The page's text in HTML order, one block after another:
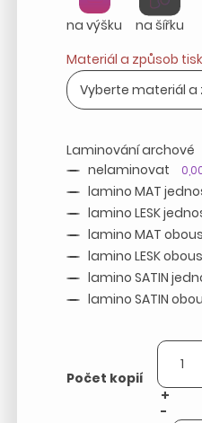
na výšku
na šířku
Materiál a způsob
Laminování archové
nelaminovat
lamino MAT
lamino LESK
lamino MAT
lamino LESK
lamino SATIN
lamino SATIN
Počet kopií
+
-